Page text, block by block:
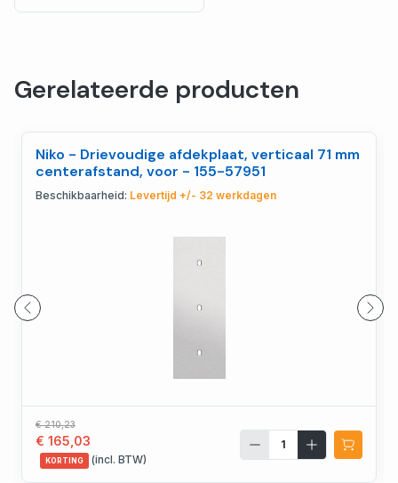
Gerelateerde producten
Niko - Drievoudige afdekplaat, verticaal 71 mm
centerafstand, voor - 155-57951
Beschikbaarheid: Levertijd +/- 32 werkdagen
€ 210,23
€ 165,03
KORTING (incl. BTW)